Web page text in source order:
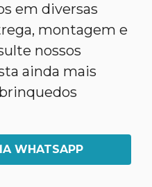
em diversas
montagem e
nossos
ainda mais
WHATSAPP